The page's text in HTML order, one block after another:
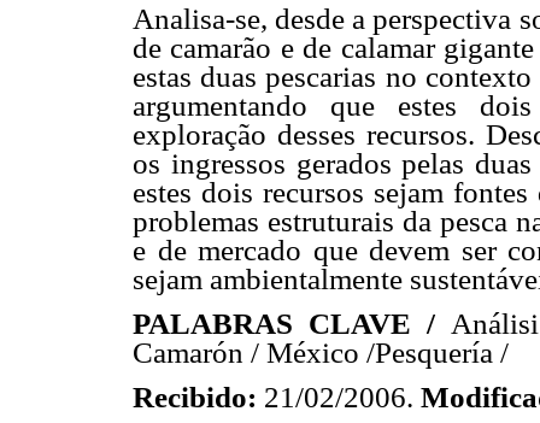
Analisa-se, desde a perspectiva
de camarão e de calamar
estas duas pescarias no
argumentando que estes
exploração desses recursos.
os ingressos gerados pelas
estes dois recursos sejam
problemas estruturais da pesca
e de mercado que devem ser
sejam ambientalmente
PALABRAS CLAVE /
Camarón / México /Pesquería /
Recibido: 21/02/2006.